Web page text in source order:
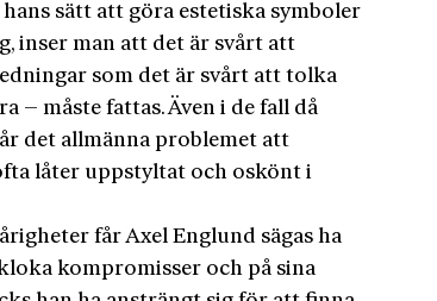
sätt att göra estetiska symboler
inser man att det är svårt att
som det är svårt att tolka
– måste fattas. Även i de fall då
det allmänna problemet att
låter uppstyltat och oskönt i
får Axel Englund sägas ha
kompromisser och på sina